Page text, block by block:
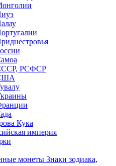
РСФСР
Кука
империя
монеты Знаки зодиака,